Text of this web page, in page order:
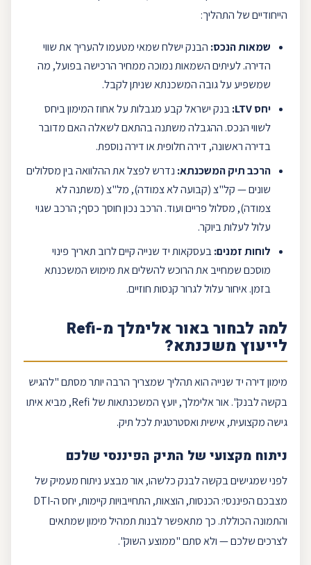
הייחודיים של התהליך:
שמאות הנכס: הבנק ישלח שמאי מטעמו להעריך את שווי
הדירה. לעיתים השמאות נמוכה ממחיר הרכישה בפועל, מה
שמשפיע על גובה המשכנתא שניתן לקבל.
יחסLTV
:בנק ישראלקבע מגבלות על אחוז המימון ביחס
לשווי הנכס. ההגבלה משתנה בהתאם לשאלה האם מדובר
בדירה ראשונה, דירה חלופית או דירה נוספת.
הרכב תיק המשכנתא: נדרש לפצל את ההלוואה בין מסלולים
שונים —קל"צ(קבועה לא צמודה), מל"צ(משתנה לא
צמודה), מסלולפרייםועוד. הרכב נכון חוסך כסף; הרכב שגוי
עלול לעלות ביוקר.
לוחות זמנים:בעסקאות יד שנייה קיים לרוב תאריך פינוי
מוסכם שמחייב את הרוכש להשלים את מימוש המשכנתא
בזמן. איחור עלול לגרור קנסות חוזיים.
למה לבחור באור אלימלךמ-Refi
לייעוץ משכנתא?
מימון דירה יד שנייה הוא תהליך שמצריך הרבה יותר מסתם "להגיש
בקשה לבנק".אור אלימלך, יועץ המשכנתאות שלRefi, מביא איתו
גישה מקצועית, אישית ואסטרטגית לכל תיק.
ניתוח מקצועי של התיק הפיננסי שלכם
לפני שמגישים בקשה לבנק כלשהו, אור מבצע ניתוח מעמיק של
מצבכם הפיננסי: הכנסות, הוצאות, התחייבויות קיימות, יחס ה-DTI
והתמונה הכוללת. כך מתאפשר לבנות תמהיל מימון שמתאים
לצרכים שלכם — ולא סתם "ממוצע השוק".